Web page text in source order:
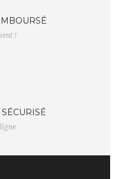
!